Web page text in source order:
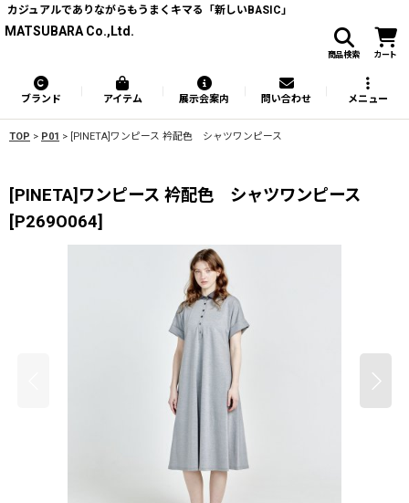
カジュアルでありながらもうまくキマる「新しいBASIC」
MATSUBARA Co.,Ltd.
商品検索 カート
ブランド アイテム 展示会案内 問い合わせ メニュー
TOP > P01 > [PINETA]ワンピース 衿配色 シャツワンピース
[PINETA]ワンピース 衿配色 シャツワンピース
[P269O064]